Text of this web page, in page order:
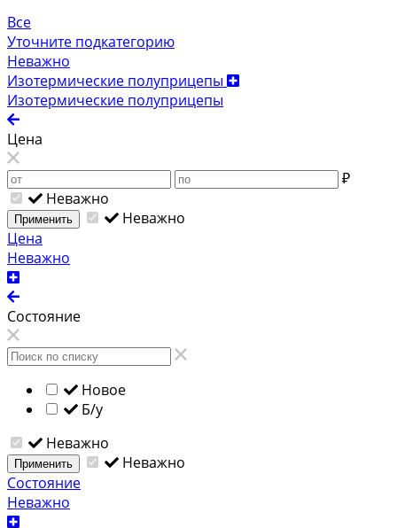
Все
Уточните подкатегорию
Неважно
Изотермические полуприцепы
Изотермические полуприцепы
Цена
₽
Неважно
Применить
Неважно
Цена
Неважно
Состояние
Новое
Б/у
Неважно
Применить
Неважно
Состояние
Неважно